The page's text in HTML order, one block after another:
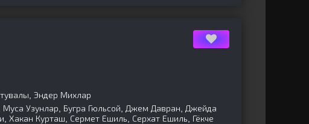
Эндер Михлар
Узунлар, Бугра Гюльсой, Джем Давран, Джейда
Хакан Курташ, Сермет Ешиль, Серхат Ешиль, Гёкче